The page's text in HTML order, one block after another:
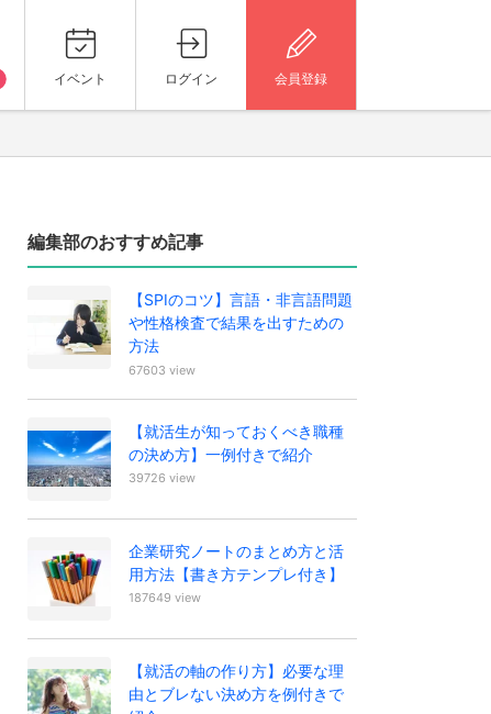
イベント ログイン 会員登録
編集部のおすすめ記事
【SPIのコツ】言語・非言語問題
や性格検査で結果を出すための
方法
67603 view
【就活生が知っておくべき職種
の決め方】一例付きで紹介
39726 view
企業研究ノートのまとめ方と活
用方法【書き方テンプレ付き】
187649 view
【就活の軸の作り方】必要な理
由とブレない決め方を例付きで